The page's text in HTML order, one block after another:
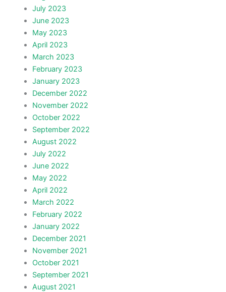
July 2023
June 2023
May 2023
April 2023
March 2023
February 2023
January 2023
December 2022
November 2022
October 2022
September 2022
August 2022
July 2022
June 2022
May 2022
April 2022
March 2022
February 2022
January 2022
December 2021
November 2021
October 2021
September 2021
August 2021